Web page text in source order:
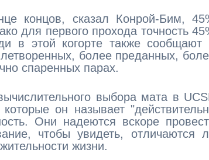
концов, сказал Конрой-Бим,
для первого прохода точность
в этой когорте также сообщают
более преданных,
спаренных парах.
выбора мата в
он называет
Они надеются вскоре
чтобы увидеть, отличаются
жизни.